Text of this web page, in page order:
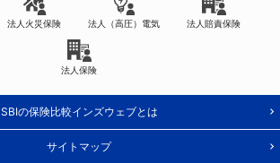
法人火災保険 法人（高圧）電気 法人賠責保険
法人保険
SBIの保険比較インズウェブとは
サイトマップ